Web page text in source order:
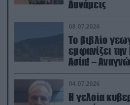
Δυνάμεις
08.07.2026
Το βιβλίο
εμφανίζει
Ασία! –
κατεχόμενα;
04.07.2026
Η γελοία